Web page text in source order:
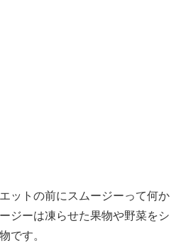
ットの前にスムージーって何か
ジーは凍らせた果物や野菜をシ
です。